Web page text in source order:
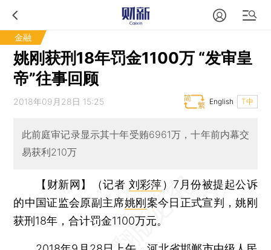
金融
姚刚获刑18年罚金1100万 “发审皇
帝”往事回顾
2018年09月28日 15:25 T中
English
此前庭审记录显示其十年受贿6961万，十年前内幕交
易获利210万
【财新网】（记者 刘彩萍） 7月份被提起公诉
的中国证监会原副主席姚刚 案今日正式宣判，姚刚
获刑18年，合计罚金1100万元。